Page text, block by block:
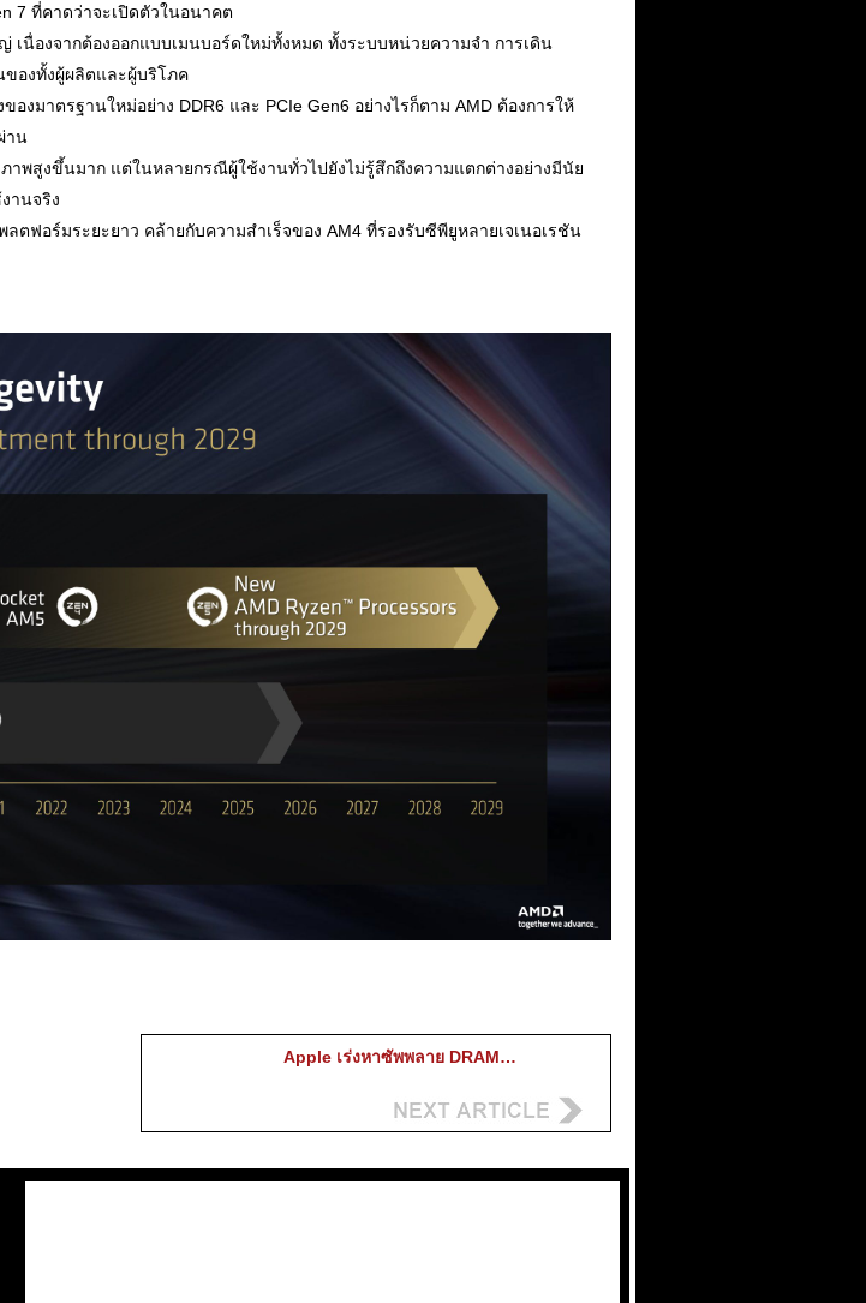
7 ที่คาดว่าจะเปิดตัวในอนาคต
เนื่องจากต้องออกแบบเมนบอร์ดใหม่ทั้งหมด ทั้งระบบหน่วยความจำ การเดิน
องทั้งผู้ผลิตและผู้บริโภค
มาตรฐานใหม่อย่าง DDR6 และ PCIe Gen6 อย่างไรก็ตาม AMD ต้องการให้
าน
าพสูงขึ้นมาก แต่ในหลายกรณีผู้ใช้งานทั่วไปยังไม่รู้สึกถึงความแตกต่างอย่างมีนัย
านจริง
ฟอร์มระยะยาว คล้ายกับความสำเร็จของ AM4 ที่รองรับซีพียูหลายเจเนอเรชัน
Apple เร่งหาซัพพลาย DRAM…